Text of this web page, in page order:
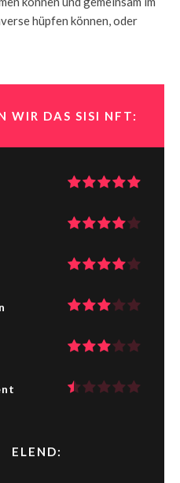
hüpfen können, oder
WIR DAS SISI NFT:
ELEND: